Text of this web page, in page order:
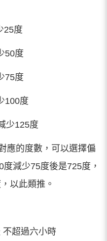
25度
50度
75度
100度
少125度
應的度數，可以選擇偏
減少75度後是725度，
以此類推。
不超過六小時